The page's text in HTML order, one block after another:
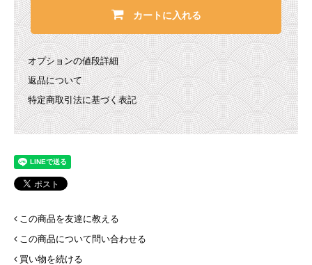
カートに入れる
オプションの値段詳細
返品について
特定商取引法に基づく表記
この商品を友達に教える
この商品について問い合わせる
買い物を続ける